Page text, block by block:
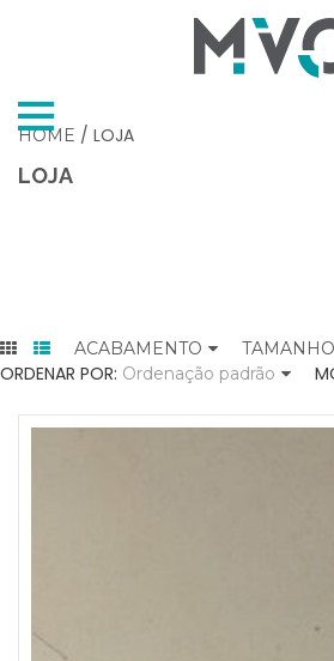
HOME / LOJA
LOJA
ACABAMENTO
ORDENAR POR: Ordenação padrão